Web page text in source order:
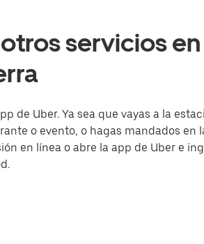
servicios en
de Uber. Ya sea que vayas a la
o evento, o hagas mandados en
en línea o abre la app de Uber e